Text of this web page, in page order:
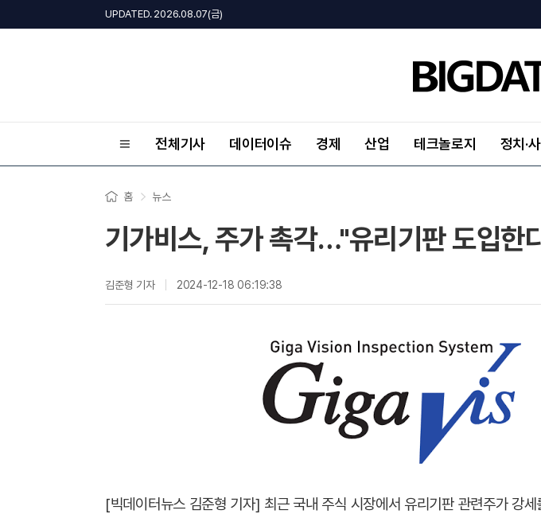
UPDATED. 2026.08.07(금)
전체기사 데이터이슈 경제 산업 테크놀로지 정치·
홈 뉴스
기가비스, 주가 촉각…"유리기판 도입한
김준형 기자 2024-12-18 06:19:38
[빅데이터뉴스 김준형 기자] 최근 국내 주식 시장에서 유리기판 관련주가 강